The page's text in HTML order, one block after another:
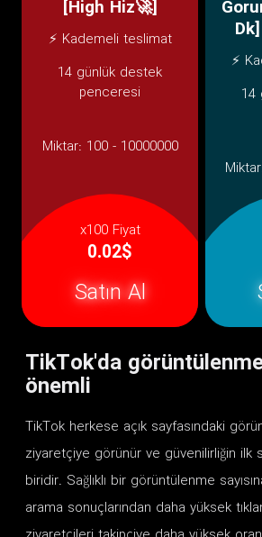
[High Hiz🚀]
⚡ Kademeli teslimat
14 günlük destek
penceresi
Miktar: 100 - 10000000
x100 Fiyat
0.02$
Satın Al
⚡
14
TikTok'da
önemli
TikTok herkese açık sayfasındaki
ziyaretçiye görünür ve güvenilirliğin ilk
biridir. Sağlıklı bir görüntülenme
arama sonuçlarından daha yüksek